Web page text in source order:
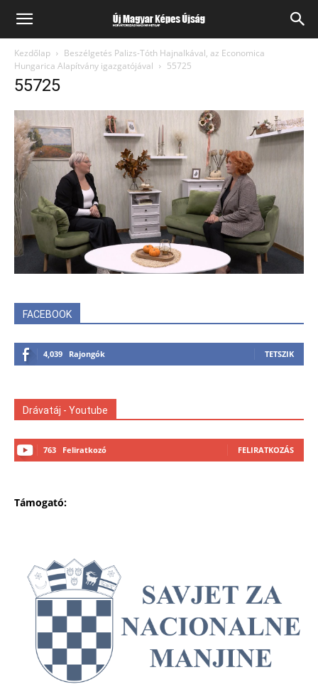
Kezdőlap
Beszélgetés Palizs-Tóth Hajnalkával, az Economica
Hungarica Alapítvány igazgatójával
55725
55725
FACEBOOK
4,039 Rajongók TETSZIK
Drávatáj - Youtube
763 Feliratkozó FELIRATKOZÁS
Támogató: